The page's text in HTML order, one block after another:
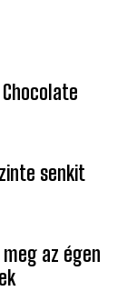
senkit
az égen